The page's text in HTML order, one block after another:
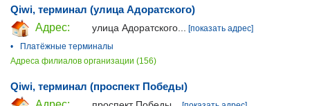
Qiwi, терминал (улица Адоратского)
Адрес:
улица Адоратского... [показать адрес]
•
Платёжные терминалы
Адреса филиалов организации (156)
Qiwi, терминал (проспект Победы)